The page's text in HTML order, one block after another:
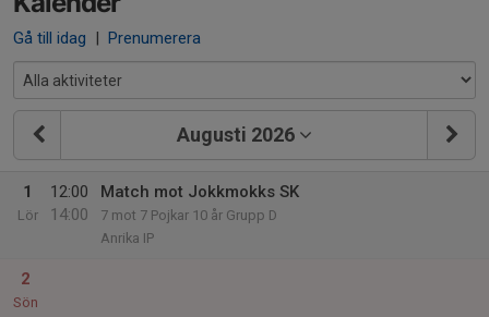
Gå till idag | Prenumerera
Augusti 2026
1
Lör
12:00
14:00
Match mot Jokkmokks SK
7 mot 7 Pojkar 10 år Grupp D
Anrika IP
2
Sön